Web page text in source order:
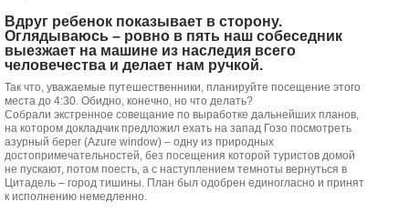
Вдруг ребенок показывает в сторону.
Оглядываюсь – ровно в пять наш собеседник
выезжает на машине из наследия всего
человечества и делает нам ручкой.
Так что, уважаемые путешественники, планируйте посещение этого
места до 4:30. Обидно, конечно, но что делать?
Собрали экстренное совещание по выработке дальнейших планов,
на котором докладчик предложил ехать на запад Гозо посмотреть
азурный берег (Azure window) – одну из природных
достопримечательностей, без посещения которой туристов домой
не пускают, потом поесть, а с наступлением темноты вернуться в
Цитадель – город тишины. План был одобрен единогласно и принят
к исполнению немедленно.